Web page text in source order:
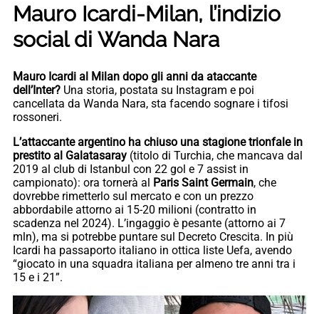
Mauro Icardi-Milan, l’indizio
social di Wanda Nara
Mauro Icardi al Milan dopo gli anni da ataccante
dell’Inter? Una storia, postata su Instagram e poi
cancellata da Wanda Nara, sta facendo sognare i tifosi
rossoneri.
L’attaccante argentino ha chiuso una stagione trionfale in
prestito al Galatasaray (titolo di Turchia, che mancava dal
2019 al club di Istanbul con 22 gol e 7 assist in
campionato): ora tornerà al
Paris Saint Germain, che
dovrebbe rimetterlo sul mercato e con un prezzo
abbordabile attorno ai 15-20 milioni (contratto in
scadenza nel 2024). L’ingaggio è pesante (attorno ai 7
mln), ma si potrebbe puntare sul Decreto Crescita. In più
Icardi ha passaporto italiano in ottica liste Uefa, avendo
“giocato in una squadra italiana per almeno tre anni tra i
15 e i 21”.